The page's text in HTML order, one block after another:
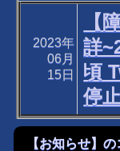
2023年
06月
15日
【
詳
頃
停
【お知らせ】